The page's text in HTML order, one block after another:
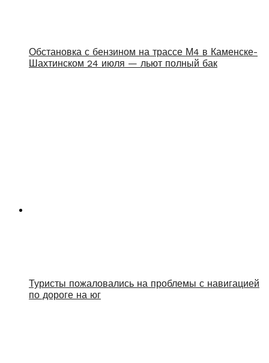
Обстановка с бензином на трассе М4 в Каменске-
Шахтинском 24 июля — льют полный бак
Туристы пожаловались на проблемы с навигацией
по дороге на юг